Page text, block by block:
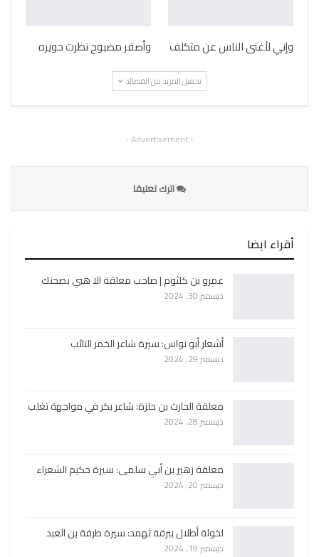
وإني لأغنى الناس عن متكلف وأصفر مضبوح نظرت حويره
تحميل المزيد من القصائد
- Advertisement -
اترك تعليقا
أقراء ايضا
عمرو بن كلثوم | صاحب معلقة الا هبي بصحنك
ديسمبر 30, 2024
أشعار أبو نواس: سيرة شاعر الخمر التائب
ديسمبر 29, 2024
معلقة الحارث بن حلزة: شاعر بكر في مواجهة تغلب
ديسمبر 28, 2024
معلقة زهير بن أبي سلمى: سيرة حكيم الشعراء
ديسمبر 20, 2024
لخولة أطلال ببرقة ثهمد: سيرة طرفة بن العبد
ديسمبر 19, 2024